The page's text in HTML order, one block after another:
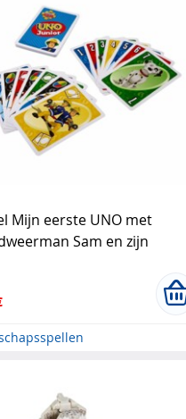
Mijn eerste UNO met
Sam en zijn